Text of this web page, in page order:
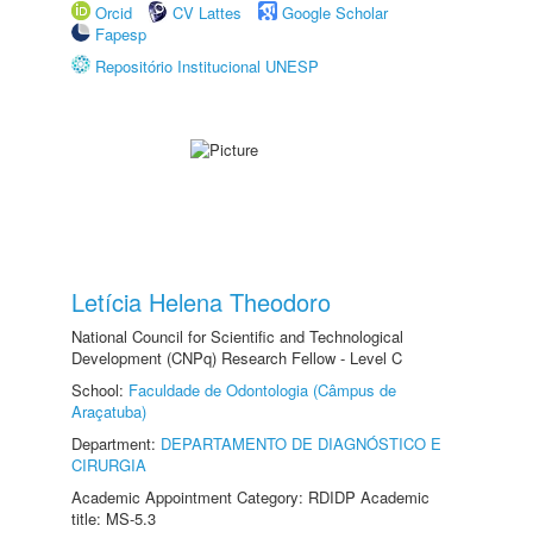
Orcid
CV Lattes
Google Scholar
Fapesp
Repositório Institucional UNESP
Letícia Helena Theodoro
National Council for Scientific and Technological
Development (CNPq) Research Fellow - Level C
School: Faculdade de Odontologia (Câmpus de
Araçatuba)
Department: DEPARTAMENTO DE DIAGNÓSTICO E
CIRURGIA
Academic Appointment Category: RDIDP Academic
title: MS-5.3